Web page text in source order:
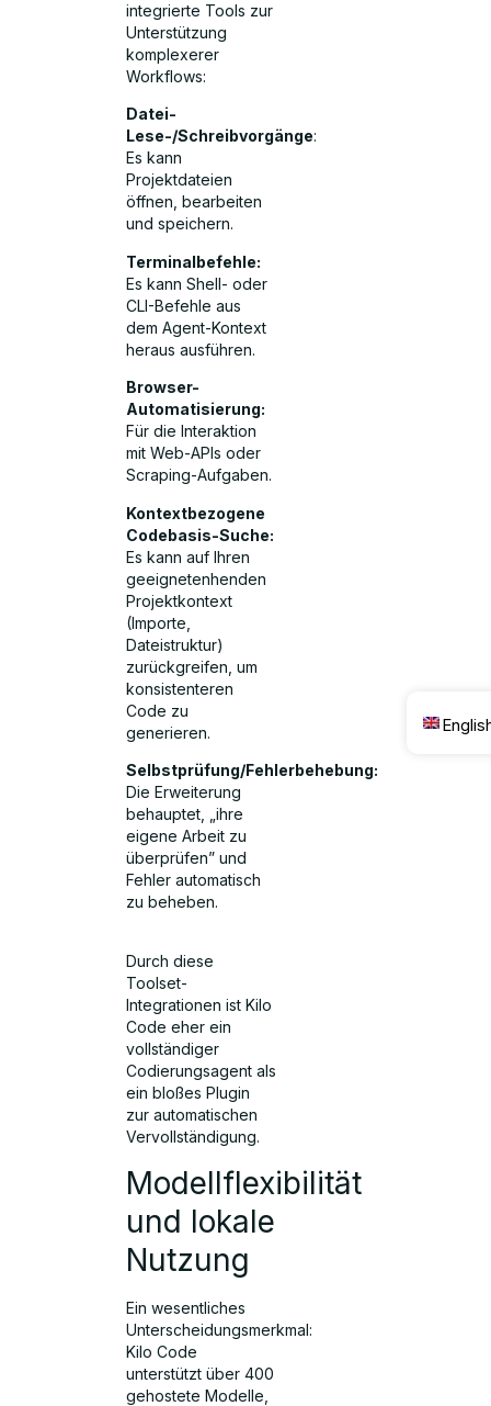
integrierte Tools zur
Unterstützung
komplexerer
Workflows:
Datei-
Lese-/Schreibvorgänge:
Es kann
Projektdateien
öffnen, bearbeiten
und speichern.
Terminalbefehle:
Es kann Shell- oder
CLI-Befehle aus
dem Agent-Kontext
heraus ausführen.
Browser-
Automatisierung:
Für die Interaktion
mit Web-APIs oder
Scraping-Aufgaben.
Kontextbezogene
Codebasis-Suche:
Es kann auf Ihren
geeignetenhenden
Projektkontext
(Importe,
Dateistruktur)
zurückgreifen, um
konsistenteren
Code zu
generieren.
Selbstprüfung/Fehlerbehebung:
Die Erweiterung
behauptet, „ihre
eigene Arbeit zu
überprüfen” und
Fehler automatisch
zu beheben.
Durch diese
Toolset-
Integrationen ist Kilo
Code eher ein
vollständiger
Codierungsagent als
ein bloßes Plugin
zur automatischen
Vervollständigung.
Modellflexibilität
und lokale
Nutzung
Ein wesentliches
Unterscheidungsmerkmal:
Kilo Code
unterstützt über 400
gehostete Modelle,